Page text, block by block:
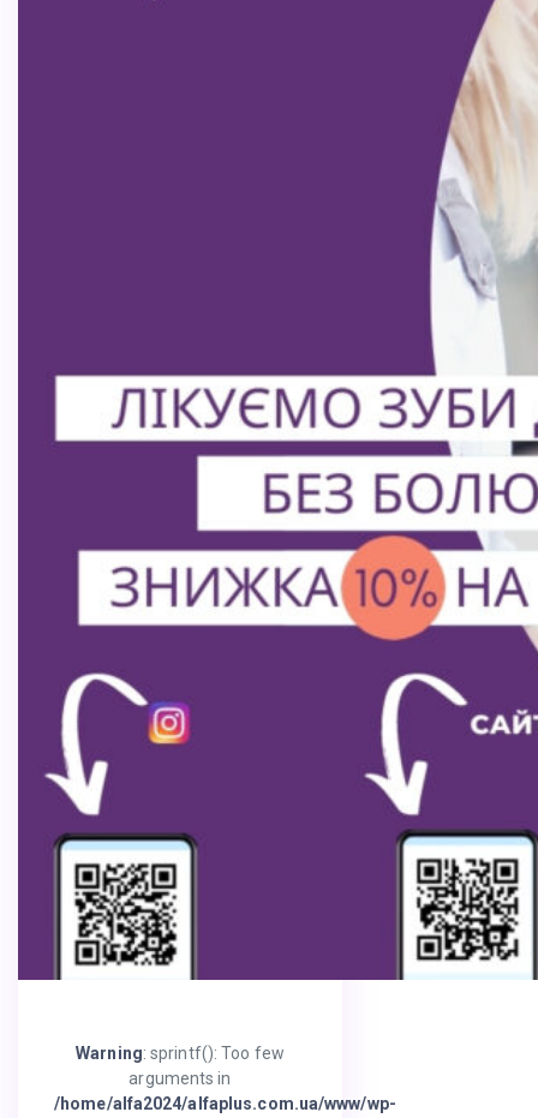
Warning: sprintf(): Too few
arguments in
/home/alfa2024/alfaplus.com.ua/www/wp-